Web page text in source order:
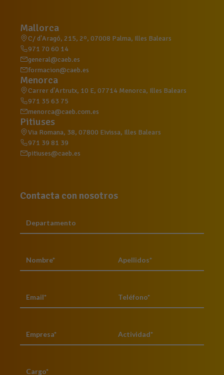
Mallorca
C/ d'Aragó, 215, 2º, 07008 Palma, Illes Balears
971 70 60 14
general@caeb.es
formacion@caeb.es
Menorca
Carrer d'Artrutx, 10 E, 07714 Menorca, Illes Balears
971 35 63 75
menorca@caeb.com.es
Pitiuses
Via Romana, 38, 07800 Eivissa, Illes Balears
971 39 81 39
pitiuses@caeb.es
Contacta con nosotros